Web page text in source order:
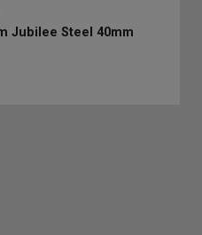
Jubilee Steel 40mm